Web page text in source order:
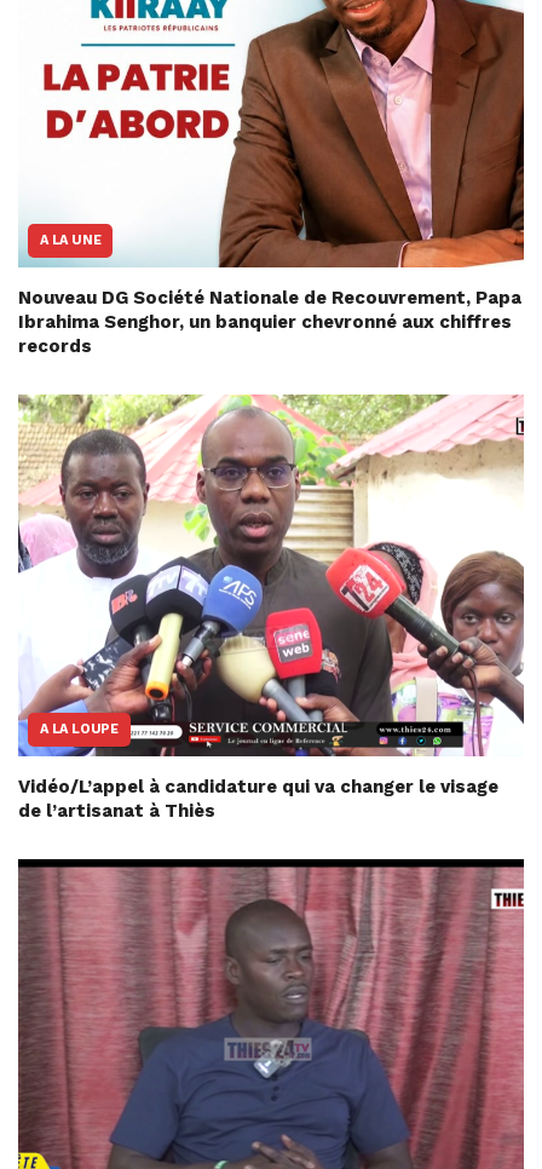
A LA UNE
Nouveau DG Société Nationale de Recouvrement, Papa
Ibrahima Senghor, un banquier chevronné aux chiffres
records
A LA LOUPE
Vidéo/L’appel à candidature qui va changer le visage
de l’artisanat à Thiès